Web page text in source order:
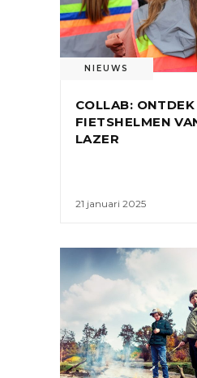
NIEUWS
COLLAB:
FIETSHELMEN
LAZER
21 januari 2025